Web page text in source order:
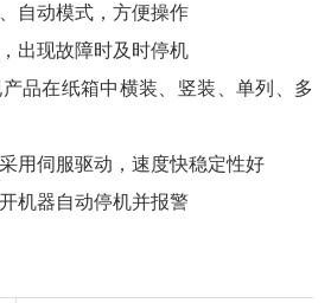
自动模式，方便操作
出现故障时及时停机
品在纸箱中横装、竖装、单列、多
用伺服驱动，速度快稳定性好
机器自动停机并报警